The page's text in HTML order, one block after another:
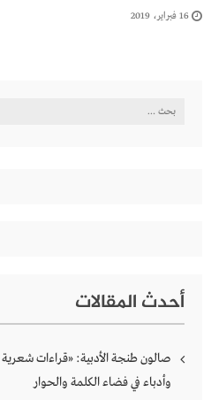
16 فبراير، 2019
البحث
أحدث المقالات
صالون طنجة الأدبية: «قراءات
وأدباء في فضاء الكلمة والحوار